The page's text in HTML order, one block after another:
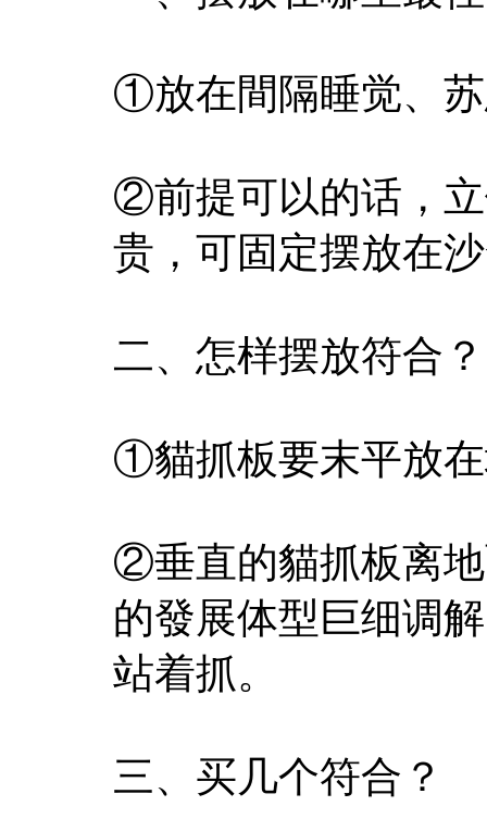
①放在間隔睡觉、
②前提可以的话，
贵，可固定摆放在
二、怎样摆放符合？
①貓抓板要末平放
②垂直的貓抓板离
的發展体型巨细调
站着抓。
三、买几个符合？